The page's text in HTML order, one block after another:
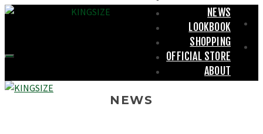
NEWS
LOOKBOOK
SHOPPING
OFFICIAL STORE
ABOUT
NEWS